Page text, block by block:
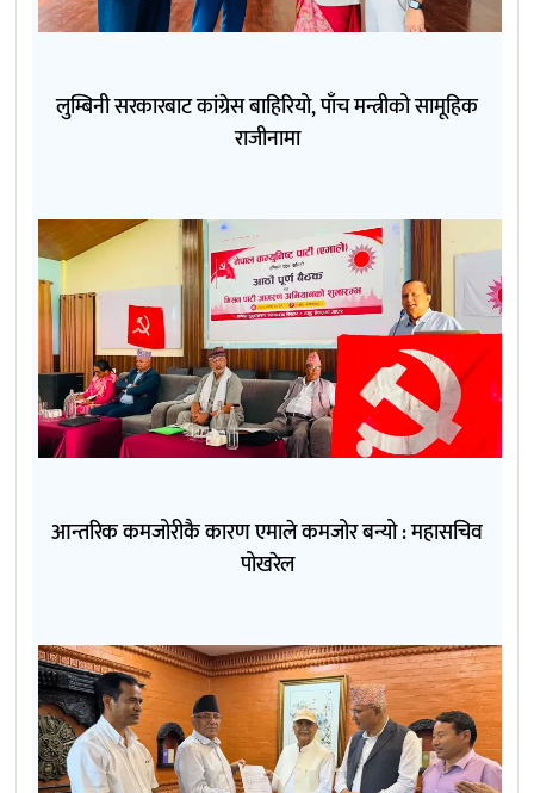
लुम्बिनी सरकारबाट कांग्रेस बाहिरियो, पाँच मन्त्रीको सामूहिक
राजीनामा
आन्तरिक कमजोरीकै कारण एमाले कमजोर बन्यो : महासचिव
पोखरेल